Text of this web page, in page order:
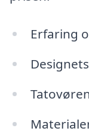
Erfaring